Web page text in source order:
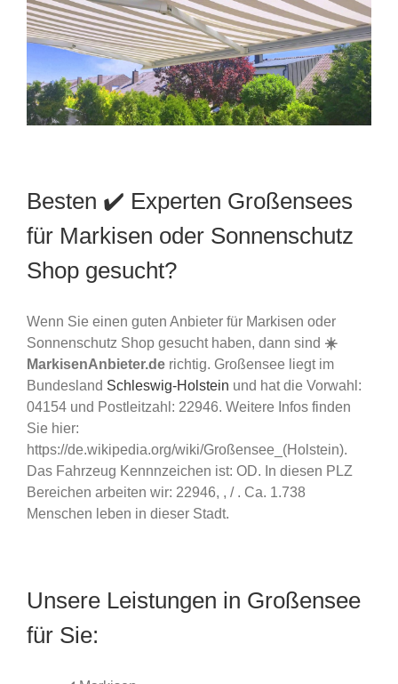
Besten ✔️ Experten Großensees
für Markisen oder Sonnenschutz
Shop gesucht?
Wenn Sie einen guten Anbieter für Markisen oder
Sonnenschutz Shop gesucht haben, dann sind ☀️
MarkisenAnbieter.de richtig. Großensee liegt im
Bundesland Schleswig-Holstein und hat die Vorwahl:
04154 und Postleitzahl: 22946. Weitere Infos finden
Sie hier:
https://de.wikipedia.org/wiki/Großensee_(Holstein).
Das Fahrzeug Kennnzeichen ist: OD. In diesen PLZ
Bereichen arbeiten wir: 22946, , / . Ca. 1.738
Menschen leben in dieser Stadt.
Unsere Leistungen in Großensee
für Sie: